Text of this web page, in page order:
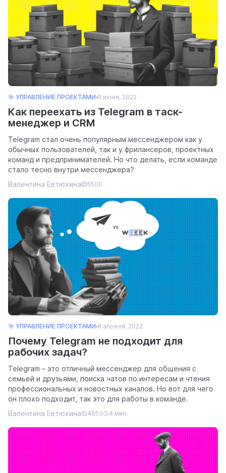
🎯 УПРАВЛЕНИЕ ПРОЕКТАМИ 6 июня, 2022
Как переехать из Telegram в таск-
менеджер и CRM
Telegram стал очень популярным мессенджером как у
обычных пользователей, так и у фрилансеров, проектных
команд и предпринимателей. Но что делать, если команде
стало тесно внутри мессенджера?
Валентина Евтюхина
5500
🎯 УПРАВЛЕНИЕ ПРОЕКТАМИ 8 апреля, 2022
Почему Telegram не подходит для
рабочих задач?
Telegram – это отличный мессенджер для общения с
семьей и друзьями, поиска чатов по интересам и чтения
профессиональных и новостных каналов. Но вот для чего
он плохо подходит, так это для работы в команде.
Валентина Евтюхина
4653 4 мин.